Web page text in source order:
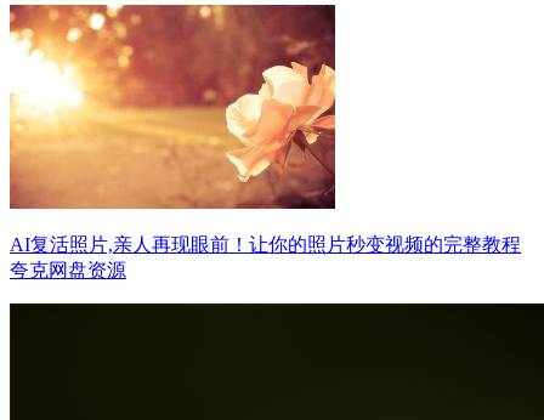
AI复活照片,亲人再现眼前！让你的照片秒变视频的完整教程
夸克网盘资源